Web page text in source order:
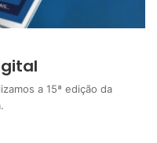
a 15ª edição da